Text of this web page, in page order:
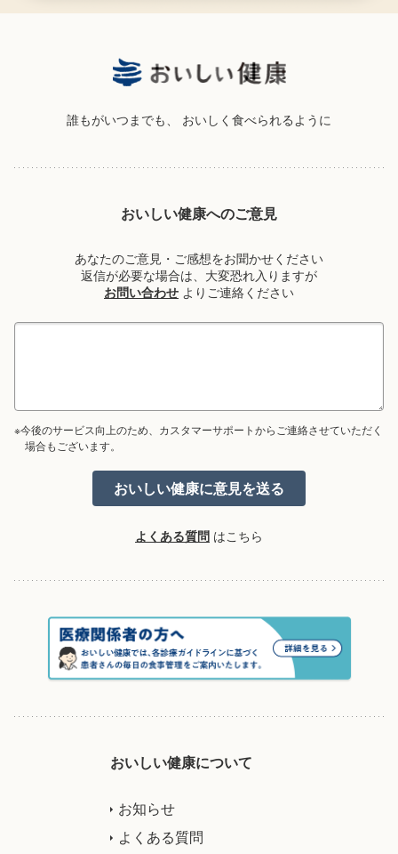
誰もがいつまでも、 おいしく食べられるように
おいしい健康へのご意見
あなたのご意見・ご感想をお聞かせください
返信が必要な場合は、大変恐れ入りますが
お問い合わせ よりご連絡ください
※今後のサービス向上のため、カスタマーサポートからご連絡させていただく
場合もございます。
よくある質問 はこちら
おいしい健康について
お知らせ
よくある質問